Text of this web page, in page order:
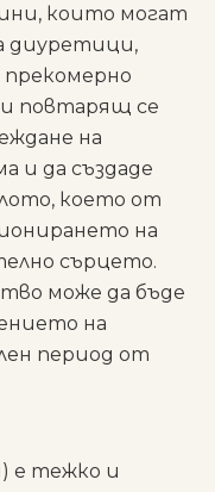
които могат
диуретици,
повтарящ се
на
и да създаде
което от
на
сърцето.
може да бъде
на
период от
е тежко и